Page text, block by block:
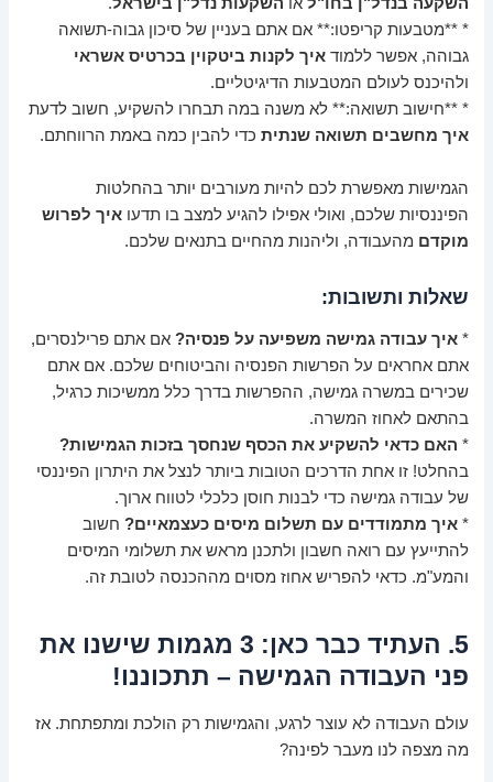
השקעה בנדל"ן בחו"ל או השקעות נדל"ן בישראל.
* **מטבעות קריפטו:** אם אתם בעניין של סיכון גבוה-תשואה
גבוהה, אפשר ללמודאיך לקנות ביטקוין בכרטיס אשראי
ולהיכנס לעולם המטבעות הדיגיטליים.
* **חישוב תשואה:** לא משנה במה תבחרו להשקיע, חשוב לדעת
איך מחשבים תשואה שנתית כדי להבין כמה באמת הרווחתם.
הגמישות מאפשרת לכם להיות מעורבים יותר בהחלטות
הפיננסיות שלכם, ואולי אפילו להגיע למצב בו תדעואיך לפרוש
מוקדם מהעבודה, וליהנות מהחיים בתנאים שלכם.
שאלות ותשובות:
*איך עבודה גמישה משפיעה על פנסיה? אם אתם פרילנסרים,
אתם אחראים על הפרשות הפנסיה והביטוחים שלכם. אם אתם
שכירים במשרה גמישה, ההפרשות בדרך כלל ממשיכות כרגיל,
בהתאם לאחוז המשרה.
* האם כדאי להשקיע את הכסף שנחסך בזכות הגמישות?
בהחלט! זו אחת הדרכים הטובות ביותר לנצל את היתרון הפיננסי
של עבודה גמישה כדי לבנות חוסן כלכלי לטווח ארוך.
*איך מתמודדים עם תשלום מיסים כעצמאיים? חשוב
להתייעץ עם רואה חשבון ולתכנן מראש את תשלומי המיסים
והמע"מ. כדאי להפריש אחוז מסוים מההכנסה לטובת זה.
5. העתיד כבר כאן: 3 מגמות שישנו את
פני העבודה הגמישה – תתכוננו!
עולם העבודה לא עוצר לרגע, והגמישות רק הולכת ומתפתחת. אז
מה מצפה לנו מעבר לפינה?